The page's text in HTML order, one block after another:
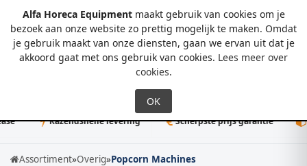
Alfa Horeca Equipmentmaakt gebruik van cookies om je
bezoek aan onze website zo prettig mogelijk te maken. Omdat
je gebruik maakt van onze diensten, gaan we ervan uit dat je
akkoord gaat met ons gebruik van cookies. Lees meer over
cookies.
0
Razendsnelle levering Scherpste prijs garantie
Assortiment»Overig»Popcorn Machines